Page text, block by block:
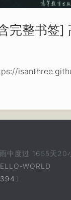
完整书签]
中度过 1655天20
WORLD
〕